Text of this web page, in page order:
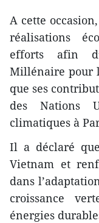
A cette
réalisations
efforts afin
Millénaire pour
que ses
des Nations
climatiques à
Il a déclaré
Vietnam et
dans
croissance
énergies